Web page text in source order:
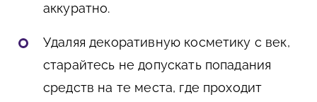
аккуратно.
Удаляя декоративную косметику с век,
старайтесь не допускать попадания
средств на те места, где проходит